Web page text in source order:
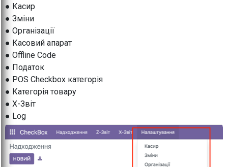
● Касир
● Зміни
● Організації
● Касовий апарат
● Offline Code
● Податок
● POS Checkbox категорія
● Категорія товару
● X-Звіт
● Log